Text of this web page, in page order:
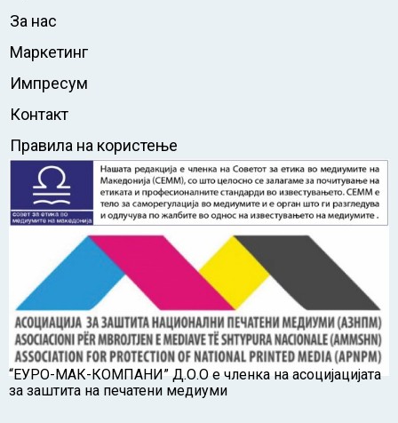
За нас
Маркетинг
Импресум
Контакт
Правила на користење
“ЕУРО-МАК-КОМПАНИ” Д.О.О е членка на асоцијацијата
за заштита на печатени медиуми